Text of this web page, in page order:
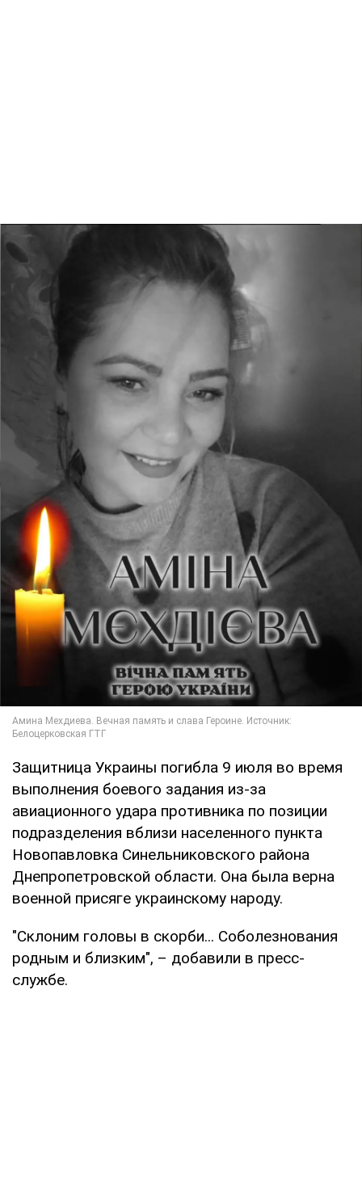
Защитница Украины погибла 9 июля во время
выполнения боевого задания из-за
авиационного удара противника по позиции
подразделения вблизи населенного пункта
Новопавловка Синельниковского района
Днепропетровской области. Она была верна
военной присяге украинскому народу.
"Склоним головы в скорби... Соболезнования
родным и близким", – добавили в пресс-
службе.